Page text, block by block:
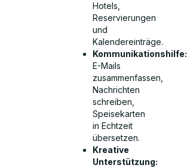
Hotels,
Reservierungen
und
Kalendereinträge.
Kommunikationshilfe:
E-Mails
zusammenfassen,
Nachrichten
schreiben,
Speisekarten
in Echtzeit
übersetzen.
Kreative
Unterstützung: